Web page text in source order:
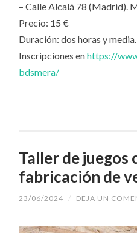
– Calle Alcalá 78 (Madrid).
Precio: 15 €
Duración: dos horas y media.
Inscripciones enhttps://
bdsmera/
Taller de juegos
fabricación de
23/06/2024 / DEJA UN